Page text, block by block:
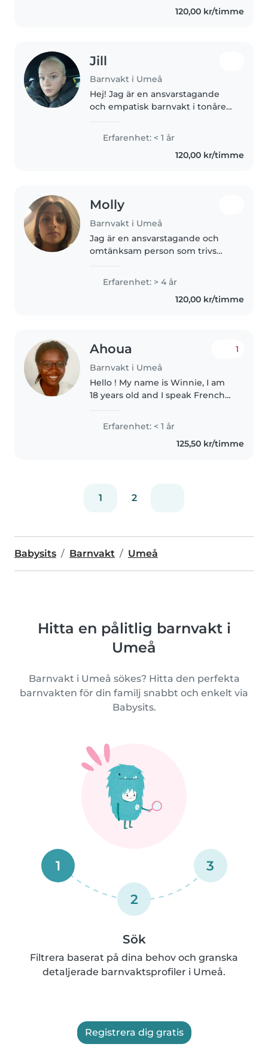
120,00 kr/timme
Jill
Barnvakt i Umeå
Hej! Jag är en ansvarstagande
och empatisk barnvakt i tonåren,
Jag har erfarenhet av att ta hand
Erfarenhet: < 1 år
120,00 kr/timme
Molly
Barnvakt i Umeå
Jag är en ansvarstagande och
omtänksam person som trivs
syskon och har länge hjälpt till
att ta hand om både dem och
deras vänner, vilket har gett..
Erfarenhet: > 4 år
120,00 kr/timme
Ahoua
Barnvakt i Umeå
1
Hello ! My name is Winnie, I am
18 years old and I speak French
and calm person and I'm very
open and always joinable. I'd be
very happy to babysits..
Erfarenhet: < 1 år
125,50 kr/timme
1 2
Babysits Barnvakt Umeå
Hitta en pålitlig barnvakt i
Umeå
Barnvakt i Umeå sökes? Hitta den perfekta
barnvakten för din familj snabbt och enkelt via
Babysits.
1
2
3
Sök
Filtrera baserat på dina behov och granska
detaljerade barnvaktsprofiler i Umeå.
Registrera dig gratis